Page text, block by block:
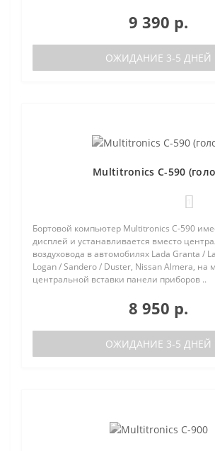
9 390 р.
ОЖИДАНИЕ 3-5 ДНЕЙ
Multitronics C-590
Бортовой компьютер Multitronics C-590
дисплей и устанавливается вместо
воздуховода в автомобилях Lada Granta /
Logan / Sandero / Duster, Nissan Almera, на
центральной вставки панели приборов ..
8 950 р.
ОЖИДАНИЕ 3-5 ДНЕЙ